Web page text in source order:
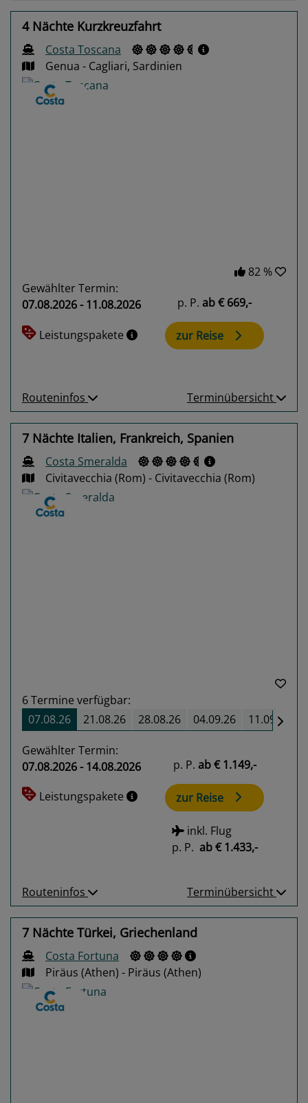
4 Nächte Kurzkreuzfahrt
Costa Toscana
Genua - Cagliari, Sardinien
82 %
Gewählter Termin:
07.08.2026 - 11.08.2026
Leistungspakete
p. P. ab€ 669,-
zur Reise
Routeninfos Terminübersicht
7 Nächte Italien, Frankreich, Spanien
Costa Smeralda
Civitavecchia (Rom) - Civitavecchia (Rom)
6Termine verfügbar:
07.08.26
21.08.26 28.08.26 04.09.26 11.09.26
Gewählter Termin:
07.08.2026 - 14.08.2026
Leistungspakete
p. P. ab€ 1.149,-
zur Reise
inkl. Flug
p. P. ab€ 1.433,-
Routeninfos Terminübersicht
7 Nächte Türkei, Griechenland
Costa Fortuna
Piräus (Athen) - Piräus (Athen)